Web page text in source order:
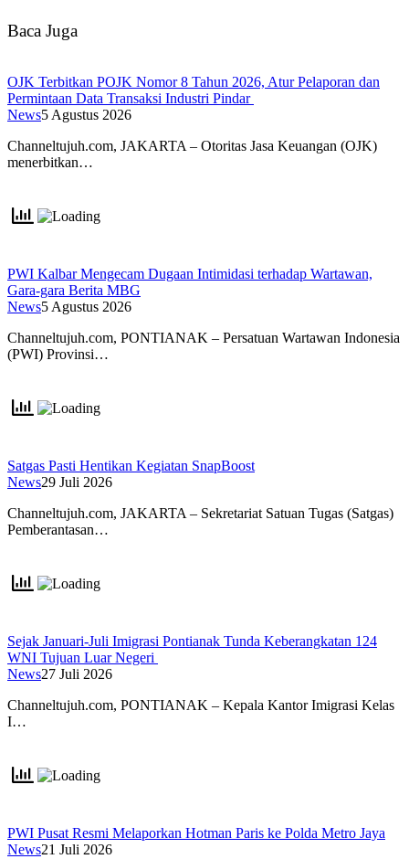
Baca Juga
OJK Terbitkan POJK Nomor 8 Tahun 2026, Atur Pelaporan dan
Permintaan Data Transaksi Industri Pindar
News5 Agustus 2026
Channeltujuh.com, JAKARTA – Otoritas Jasa Keuangan (OJK)
menerbitkan…
PWI Kalbar Mengecam Dugaan Intimidasi terhadap Wartawan,
Gara-gara Berita MBG
News5 Agustus 2026
Channeltujuh.com, PONTIANAK – Persatuan Wartawan Indonesia
(PWI) Provinsi…
Satgas Pasti Hentikan Kegiatan SnapBoost
News29 Juli 2026
Channeltujuh.com, JAKARTA – Sekretariat Satuan Tugas (Satgas)
Pemberantasan…
Sejak Januari-Juli Imigrasi Pontianak Tunda Keberangkatan 124
WNI Tujuan Luar Negeri
News27 Juli 2026
Channeltujuh.com, PONTIANAK – Kepala Kantor Imigrasi Kelas
I…
PWI Pusat Resmi Melaporkan Hotman Paris ke Polda Metro Jaya
News21 Juli 2026